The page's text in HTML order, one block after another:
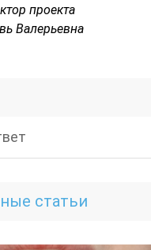
проекта
Валерьевна
статьи